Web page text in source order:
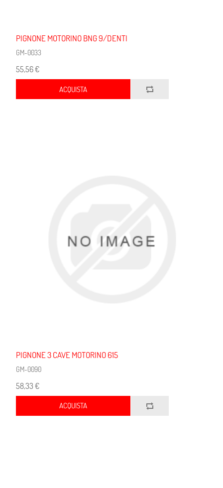
PIGNONE MOTORINO BNG 9/DENTI
GM-0033
55,56 €
ACQUISTA
PIGNONE 3 CAVE MOTORINO 615
GM-0090
58,33 €
ACQUISTA